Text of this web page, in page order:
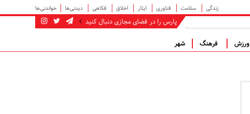
زندگی سلامت فناوری ایثار اخلاق فکاهی دیدنی‌ها خواندنی‌ها
پارس را در فضای مجازی دنبال کنید
ورزش فرهنگ شهر